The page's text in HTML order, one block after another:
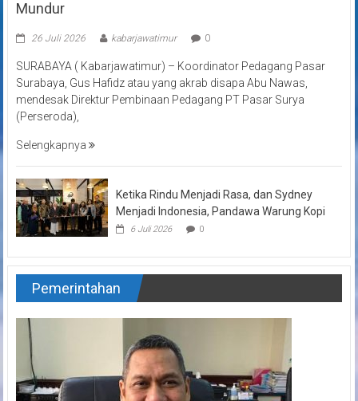
Mundur
26 Juli 2026 kabarjawatimur 0
SURABAYA ( Kabarjawatimur) – Koordinator Pedagang Pasar
Surabaya, Gus Hafidz atau yang akrab disapa Abu Nawas,
mendesak Direktur Pembinaan Pedagang PT Pasar Surya
(Perseroda),
Selengkapnya
Ketika Rindu Menjadi Rasa, dan Sydney
Menjadi Indonesia, Pandawa Warung Kopi
6 Juli 2026 0
Pemerintahan